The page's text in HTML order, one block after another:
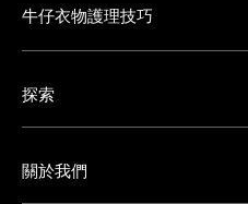
牛仔衣物護理技巧
探索
關於我們